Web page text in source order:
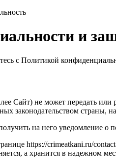
и
с Политикой
Сайт) не может передать
законодательством страны,
на него уведомление о
https://crimeatkani.ru/
а хранится в надежном